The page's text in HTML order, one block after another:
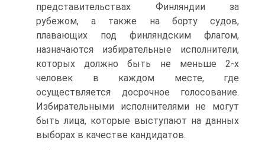
представительствах Финляндии за
рубежом, а также на борту судов,
плавающих под финляндским флагом,
назначаются избирательные исполнители,
которых должно быть не меньше 2-х
человек в каждом месте, где
осуществляется досрочное голосование.
Избирательными исполнителями не могут
быть лица, которые выступают на данных
выборах в качестве кандидатов.